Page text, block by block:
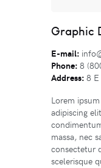
Graphic
E-mail:
Phone: 8
Address: 8
Lorem
adipiscing
massa, nec
consectetur
scelerisque